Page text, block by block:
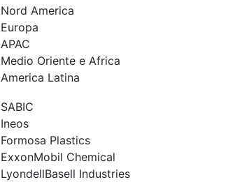
Nord America
Europa
APAC
Medio Oriente e Africa
America Latina
SABIC
Ineos
Formosa Plastics
ExxonMobil Chemical
LyondellBasell Industries